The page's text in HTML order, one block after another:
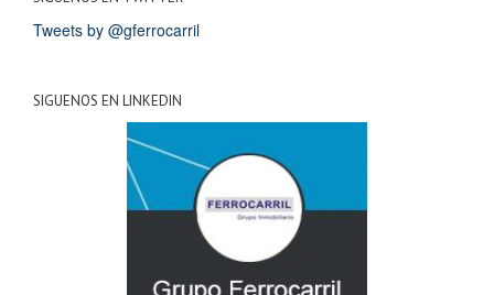
Tweets by @gferrocarril
SIGUENOS EN LINKEDIN